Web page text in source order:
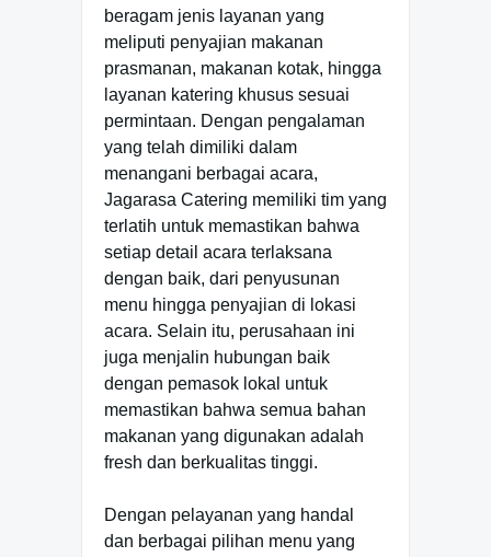
beragam jenis layanan yang
meliputi penyajian makanan
prasmanan, makanan kotak, hingga
layanan katering khusus sesuai
permintaan. Dengan pengalaman
yang telah dimiliki dalam
menangani berbagai acara,
Jagarasa Catering memiliki tim yang
terlatih untuk memastikan bahwa
setiap detail acara terlaksana
dengan baik, dari penyusunan
menu hingga penyajian di lokasi
acara. Selain itu, perusahaan ini
juga menjalin hubungan baik
dengan pemasok lokal untuk
memastikan bahwa semua bahan
makanan yang digunakan adalah
fresh dan berkualitas tinggi.
Dengan pelayanan yang handal
dan berbagai pilihan menu yang